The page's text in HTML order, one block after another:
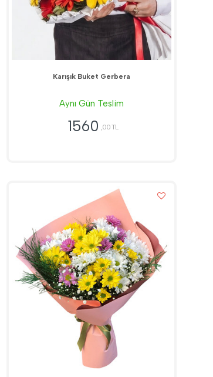
Karışık Buket Gerbera
Aynı Gün Teslim
1560 ,00 TL